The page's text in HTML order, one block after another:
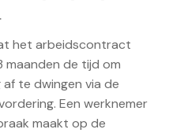
het arbeidscontract
maanden de tijd om
te dwingen via de
Een werknemer
maakt op de